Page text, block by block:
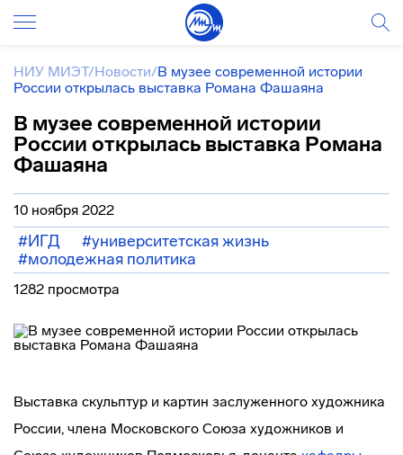
НИУ МИЭТ/Новости/В музее современной истории
России открылась выставка Романа Фашаяна
В музее современной истории
России открылась выставка Романа
Фашаяна
10 ноября 2022
#ИГД
#университетская жизнь
#молодежная политика
1282 просмотра
Выставка скульптур и картин заслуженного художника
России, члена Московского Союза художников и